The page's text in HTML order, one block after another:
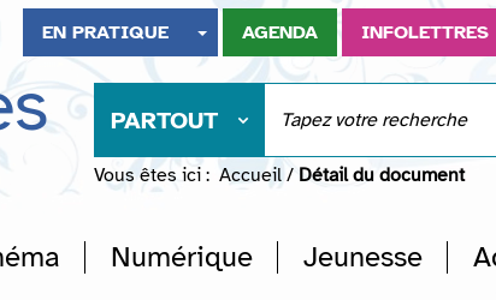
EN PRATIQUE AGENDA INFOLETTRES
PARTOUT
Vous êtes ici : Accueil / Détail du document
Numérique Jeunesse